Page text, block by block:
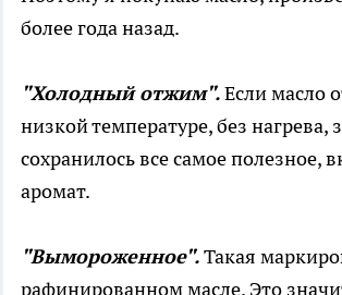
более года назад.
"Холодный отжим".Если масло
низкой температуре, без нагрева,
сохранилось все самое полезное,
аромат.
"Вымороженное".Такая
рафинированном масле. Это